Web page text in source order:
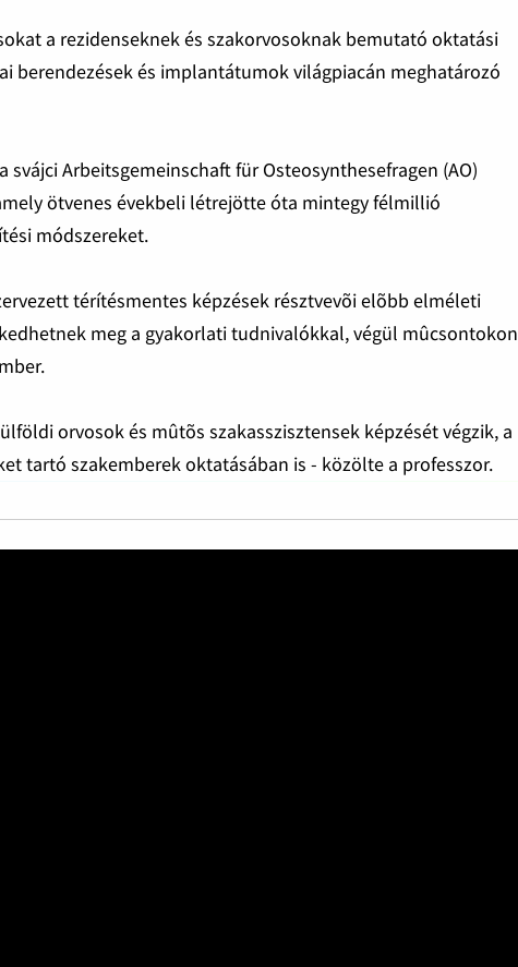
a rezidenseknek és szakorvosoknak bemutató oktatási
berendezések és implantátumok világpiacán meghatározó
Arbeitsgemeinschaft für Osteosynthesefragen (AO)
ötvenes évekbeli létrejötte óta mintegy félmillió
módszereket.
térítésmentes képzések résztvevõi elõbb elméleti
meg a gyakorlati tudnivalókkal, végül mûcsontokon
orvosok és mûtõs szakasszisztensek képzését végzik, a
tartó szakemberek oktatásában is - közölte a professzor.